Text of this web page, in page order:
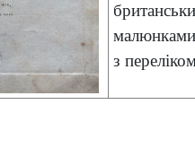
з